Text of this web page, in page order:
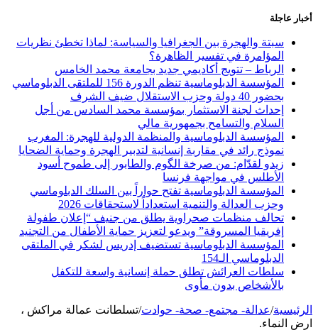
أخبار عاجلة
سبتة والهجرة بين الجغرافيا والسياسة: لماذا تخطئ نظريات
المؤامرة في تفسير الظاهرة؟
الرباط – تتويج أكاديمي جديد بجامعة محمد الخامس
المؤسسة الدبلوماسية تنظم الدورة 156 للملتقى الدبلوماسي
بحضور 40 دولة وحزب الاستقلال ضيف الشرف
إحداث لجنة الاستثمار بمؤسسة محمد السادس من أجل
السلام والتسامح بجمهورية مالي
المؤسسة الدبلوماسية والمنظمة الدولية للهجرة: المغرب
نموذج رائد في مقاربة إنسانية لتدبير الهجرة وحماية الضحايا
زيدو لقدّام: من صرخة الگوم والطابور إلى طموح أسود
الأطلس في مواجهة فرنسا
المؤسسة الدبلوماسية تفتح حواراً بين السلك الدبلوماسي
وحزب العدالة والتنمية استعداداً لاستحقاقات 2026
تحالف منظمات صحراوية يطلق من جنيف “إعلان طفولة
إفريقيا المسروقة” ويدعو لتعزيز حماية الأطفال من التجنيد
المؤسسة الدبلوماسية تستضيف إدريس لشكر في الملتقى
الدبلوماسي الـ154
سلطات العرائش تطلق حملة إنسانية واسعة للتكفل
بالأشخاص بدون مأوى
الرئيسية/عدالة- مجتمع- صحة- حوادت/تسلطانت عمالة مراكش ،
ارض النماء.